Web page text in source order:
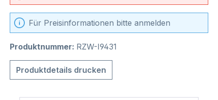
Für Preisinformationen bitte anmelden
Produktnummer: RZW-I9431
Produktdetails drucken